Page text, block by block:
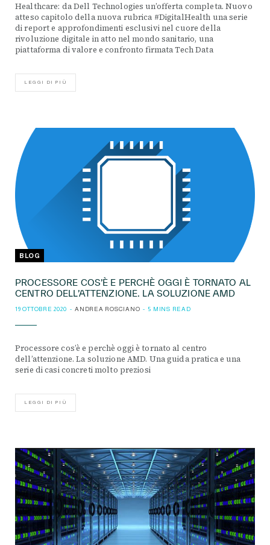
Healthcare: da Dell Technologies un’offerta completa. Nuovo
atteso capitolo della nuova rubrica #DigitalHealth una serie
di report e approfondimenti esclusivi nel cuore della
rivoluzione digitale in atto nel mondo sanitario, una
piattaforma di valore e confronto firmata Tech Data
LEGGI DI PIÙ
BLOG
PROCESSORE COS’È E PERCHÈ OGGI È TORNATO AL
CENTRO DELL’ATTENZIONE. LA SOLUZIONE AMD
19 OTTOBRE 2020 ANDREA ROSCIANO 5 MINS READ
Processore cos’è e perchè oggi è tornato al centro
dell’attenzione. La soluzione AMD. Una guida pratica e una
serie di casi concreti molto preziosi
LEGGI DI PIÙ